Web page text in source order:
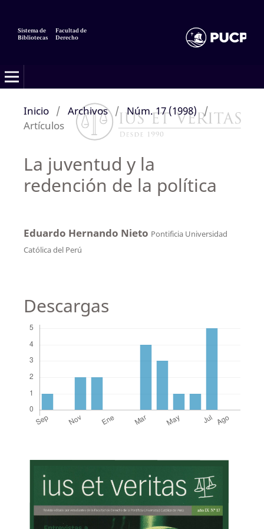
Sistema de
Bibliotecas
Facultad de
Derecho
Inicio / Archivos / Núm. 17 (1998) /
Artículos
La juventud y la
redención de la política
Eduardo Hernando Nieto Pontificia Universidad
Católica del Perú
Descargas